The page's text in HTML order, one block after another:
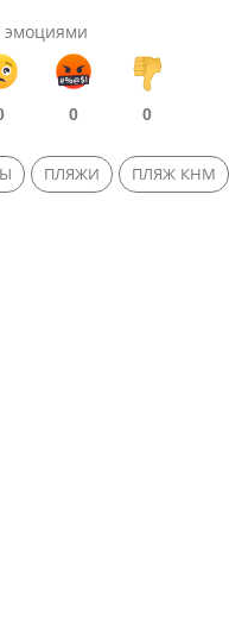
эмоциями
0 0
ПЛЯЖИ ПЛЯЖ КНМ